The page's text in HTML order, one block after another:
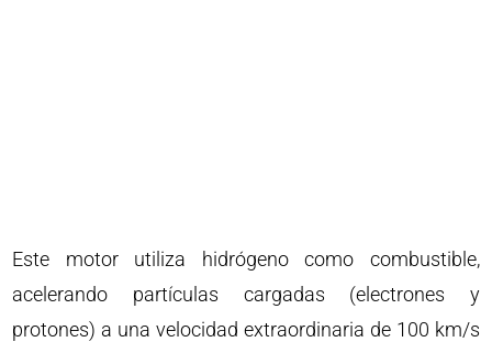
Este motor utiliza hidrógeno como combustible,
acelerando partículas cargadas (electrones y
protones) a una velocidad extraordinaria de 100 km/s